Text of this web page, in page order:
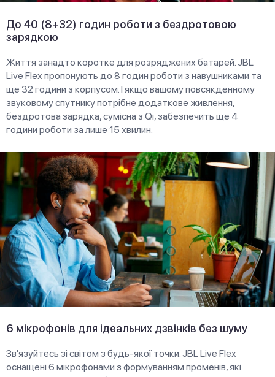
До 40 (8+32) годин роботи з бездротовою
зарядкою
Життя занадто коротке для розряджених батарей. JBL
Live Flex пропонують до 8 годин роботи з навушниками та
ще 32 години з корпусом. І якщо вашому повсякденному
звуковому спутнику потрібне додаткове живлення,
бездротова зарядка, сумісна з Qi, забезпечить ще 4
години роботи за лише 15 хвилин.
6 мікрофонів для ідеальних дзвінків без шуму
Зв'язуйтесь зі світом з будь-якої точки. JBL Live Flex
оснащені 6 мікрофонами з формуванням променів, які